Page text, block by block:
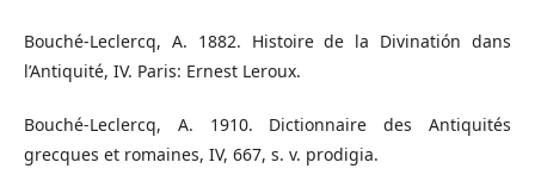
Bouché-Leclercq, A. 1882. Histoire de la Divinatión dans
l’Antiquité, IV. Paris: Ernest Leroux.
Bouché-Leclercq, A. 1910. Dictionnaire des Antiquités
grecques et romaines, IV, 667, s. v. prodigia.